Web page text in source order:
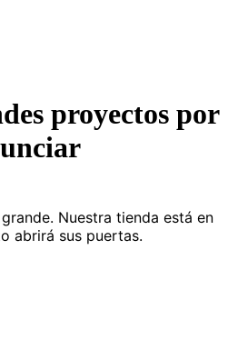
proyectos por
Nuestra tienda está en
abrirá sus puertas.